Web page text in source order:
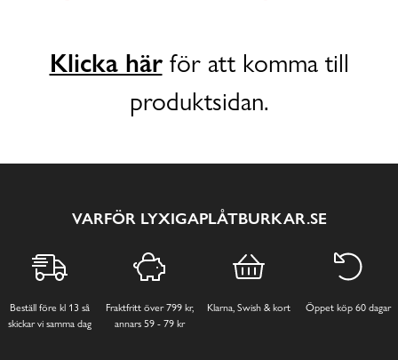
Klicka härför att komma till
produktsidan.
VARFÖR LYXIGAPLÅTBURKAR.SE
Beställ före kl 13 så
skickar vi samma dag
Fraktfritt över 799 kr,
annars 59 - 79 kr
Klarna, Swish & kort Öppet köp 60 dagar